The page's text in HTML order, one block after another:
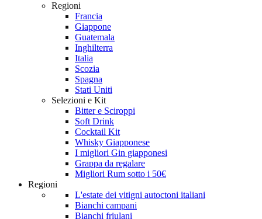
Regioni
Francia
Giappone
Guatemala
Inghilterra
Italia
Scozia
Spagna
Stati Uniti
Selezioni e Kit
Bitter e Sciroppi
Soft Drink
Cocktail Kit
Whisky Giapponese
I migliori Gin giapponesi
Grappa da regalare
Migliori Rum sotto i 50€
Regioni
L'estate dei vitigni autoctoni italiani
Bianchi campani
Bianchi friulani